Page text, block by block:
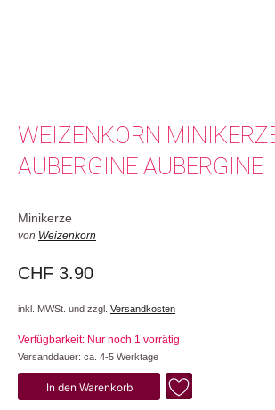
WEIZENKORN
AUBERGINE AUBERGINE
Minikerze
von Weizenkorn
CHF 3.90
inkl. MWSt. und zzgl. Versandkosten
Verfügbarkeit: Nur noch 1 vorrätig
Versanddauer: ca. 4-5 Werktage
Aubergine
Menge
In den Warenkorb